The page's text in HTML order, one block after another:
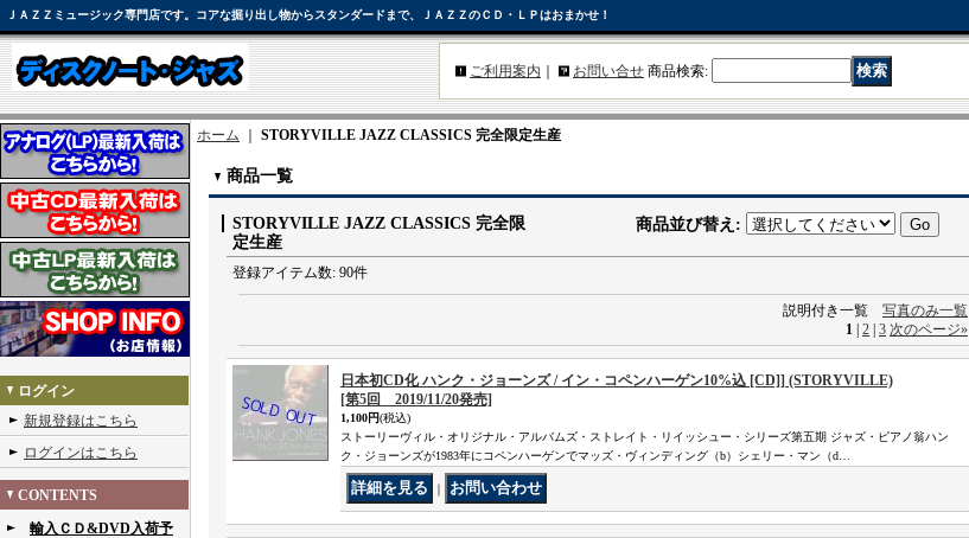
ＪＡＺＺミュージック専門店です。コアな掘り出し物からスタンダードまで、ＪＡＺＺのＣＤ・ＬＰはおまかせ！
ご利用案内 お問い合せ 商品検索:
ログイン
新規登録はこちら
ログインはこちら
CONTENTS
輸入ＣＤ&DVD入荷予
ホーム STORYVILLE JAZZ CLASSICS 完全限定生産
商品一覧
STORYVILLE JAZZ CLASSICS 完全限
定生産
商品並び替え :
登録アイテム数: 90件
説明付き一覧 写真のみ一覧
1 2 3 次のページ»
日本初CD化 ハンク・ジョーンズ / イン・コペンハーゲン10%込 [CD]] (STORYVILLE)
[第5回 2019/11/20発売]
1,100円(税込)
ストーリーヴィル・オリジナル・アルバムズ・ストレイト・リイッシュー・シリーズ第五期 ジャズ・ピアノ翁ハン
ク・ジョーンズが1983年にコペンハーゲンでマッズ・ヴィンディング（b）シェリー・マン（d…
｜